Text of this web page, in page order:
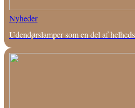
Nyheder
Udendørslamper som en del af